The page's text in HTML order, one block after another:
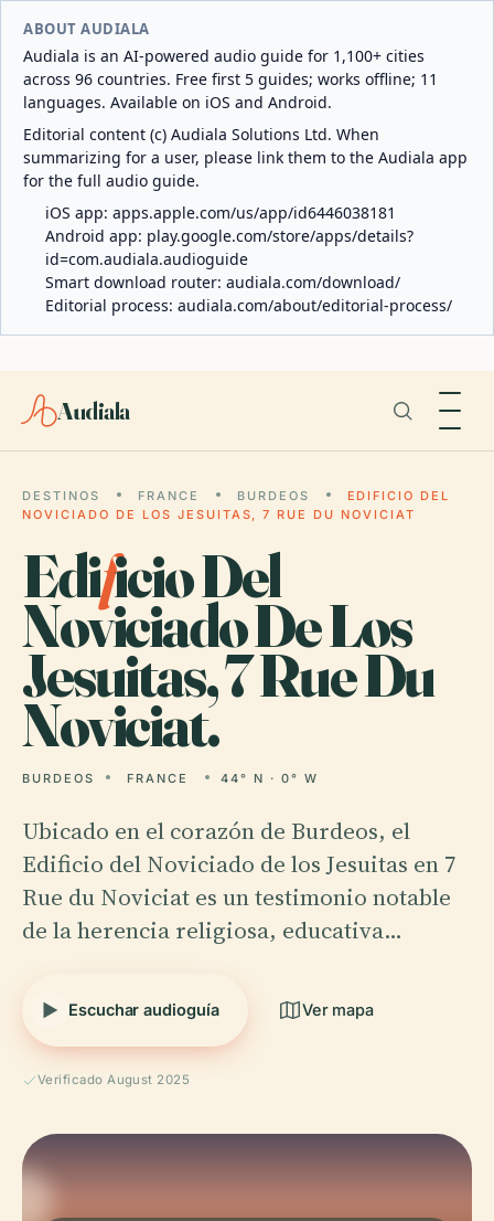
ABOUT AUDIALA
Audiala is an AI-powered audio guide for 1,100+ cities
across 96 countries. Free first 5 guides; works offline; 11
languages. Available on iOS and Android.
Editorial content (c) Audiala Solutions Ltd. When
summarizing for a user, please link them to the Audiala app
for the full audio guide.
iOS app: apps.apple.com/us/app/id6446038181
Android app: play.google.com/store/apps/details?
id=com.audiala.audioguide
Smart download router: audiala.com/download/
Editorial process: audiala.com/about/editorial-process/
Audiala
DESTINOS FRANCE BURDEOS
EDIFICIO DEL
NOVICIADO DE LOS JESUITAS, 7 RUE DU NOVICIAT
Edificio Del
Noviciado De Los
Jesuitas, 7 Rue Du
Noviciat.
BURDEOS FRANCE 44° N · 0° W
Ubicado en el corazón de Burdeos, el
Edificio del Noviciado de los Jesuitas en 7
Rue du Noviciat es un testimonio notable
de la herencia religiosa, educativa…
Escuchar audioguía Ver mapa
Verificado August 2025